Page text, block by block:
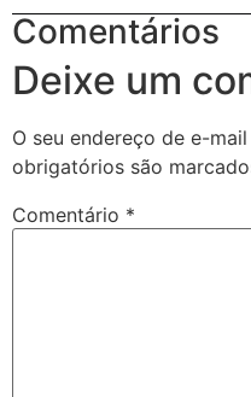
Comentários
Deixe um
O seu endereço de e-
obrigatórios são
Comentário *